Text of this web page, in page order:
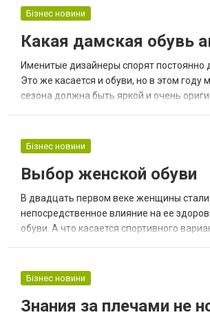
Бізнес новини
Какая дамская обувь
Именитые дизайнеры спорят постоянно
Это же касается и обуви, но в этом
сезона должна быть яркой и очень
Бізнес новини
Выбор женской обуви
В двадцать первом веке женщины
непосредственное влияние на ее
обуви. А что касается спортивного
Бізнес новини
Знания за плечами не